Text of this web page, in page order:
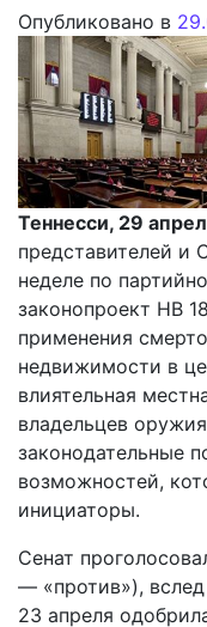
Опубликовано в
Теннесси, 29
представителей и
неделе по
законопроект HB
применения
недвижимости в
влиятельная
владельцев
законодательные
возможностей,
инициаторы.
Сенат
— «против»),
23 апреля